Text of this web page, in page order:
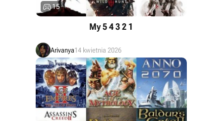
15
My 5 4 3 2 1
Arivanya14 kwietnia 2026